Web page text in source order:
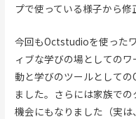
プで使っている様子から修
今回もOctstudioを使った
ィブな学びの場としての
動と学びのツールとして
ました。さらには家族で
機会にもなりました（実